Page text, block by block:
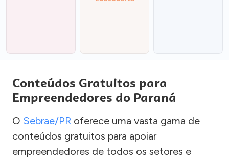
Conteúdos Gratuitos para
Empreendedores do Paraná
O Sebrae/PR oferece uma vasta gama de
conteúdos gratuitos para apoiar
empreendedores de todos os setores e